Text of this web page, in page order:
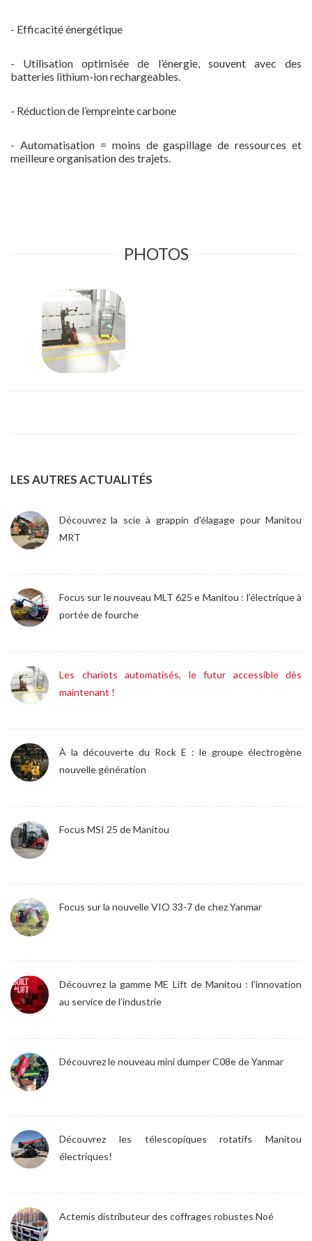
- Efficacité énergétique
- Utilisation optimisée de l’énergie, souvent avec des
batteries lithium-ion rechargeables.
- Réduction de l’empreinte carbone
- Automatisation = moins de gaspillage de ressources et
meilleure organisation des trajets.
PHOTOS
LES AUTRES ACTUALITÉS
Découvrez la scie à grappin d'élagage pour Manitou
MRT
Focus sur le nouveau MLT 625 e Manitou : l’électrique à
portée de fourche
Les chariots automatisés, le futur accessible dès
maintenant !
À la découverte du Rock E : le groupe électrogène
nouvelle génération
Focus MSI 25 de Manitou
Focus sur la nouvelle VIO 33-7 de chez Yanmar
Découvrez la gamme ME Lift de Manitou : l’innovation
au service de l’industrie
Découvrez le nouveau mini dumper C08e de Yanmar
Découvrez les télescopiques rotatifs Manitou
électriques!
Actemis distributeur des coffrages robustes Noé